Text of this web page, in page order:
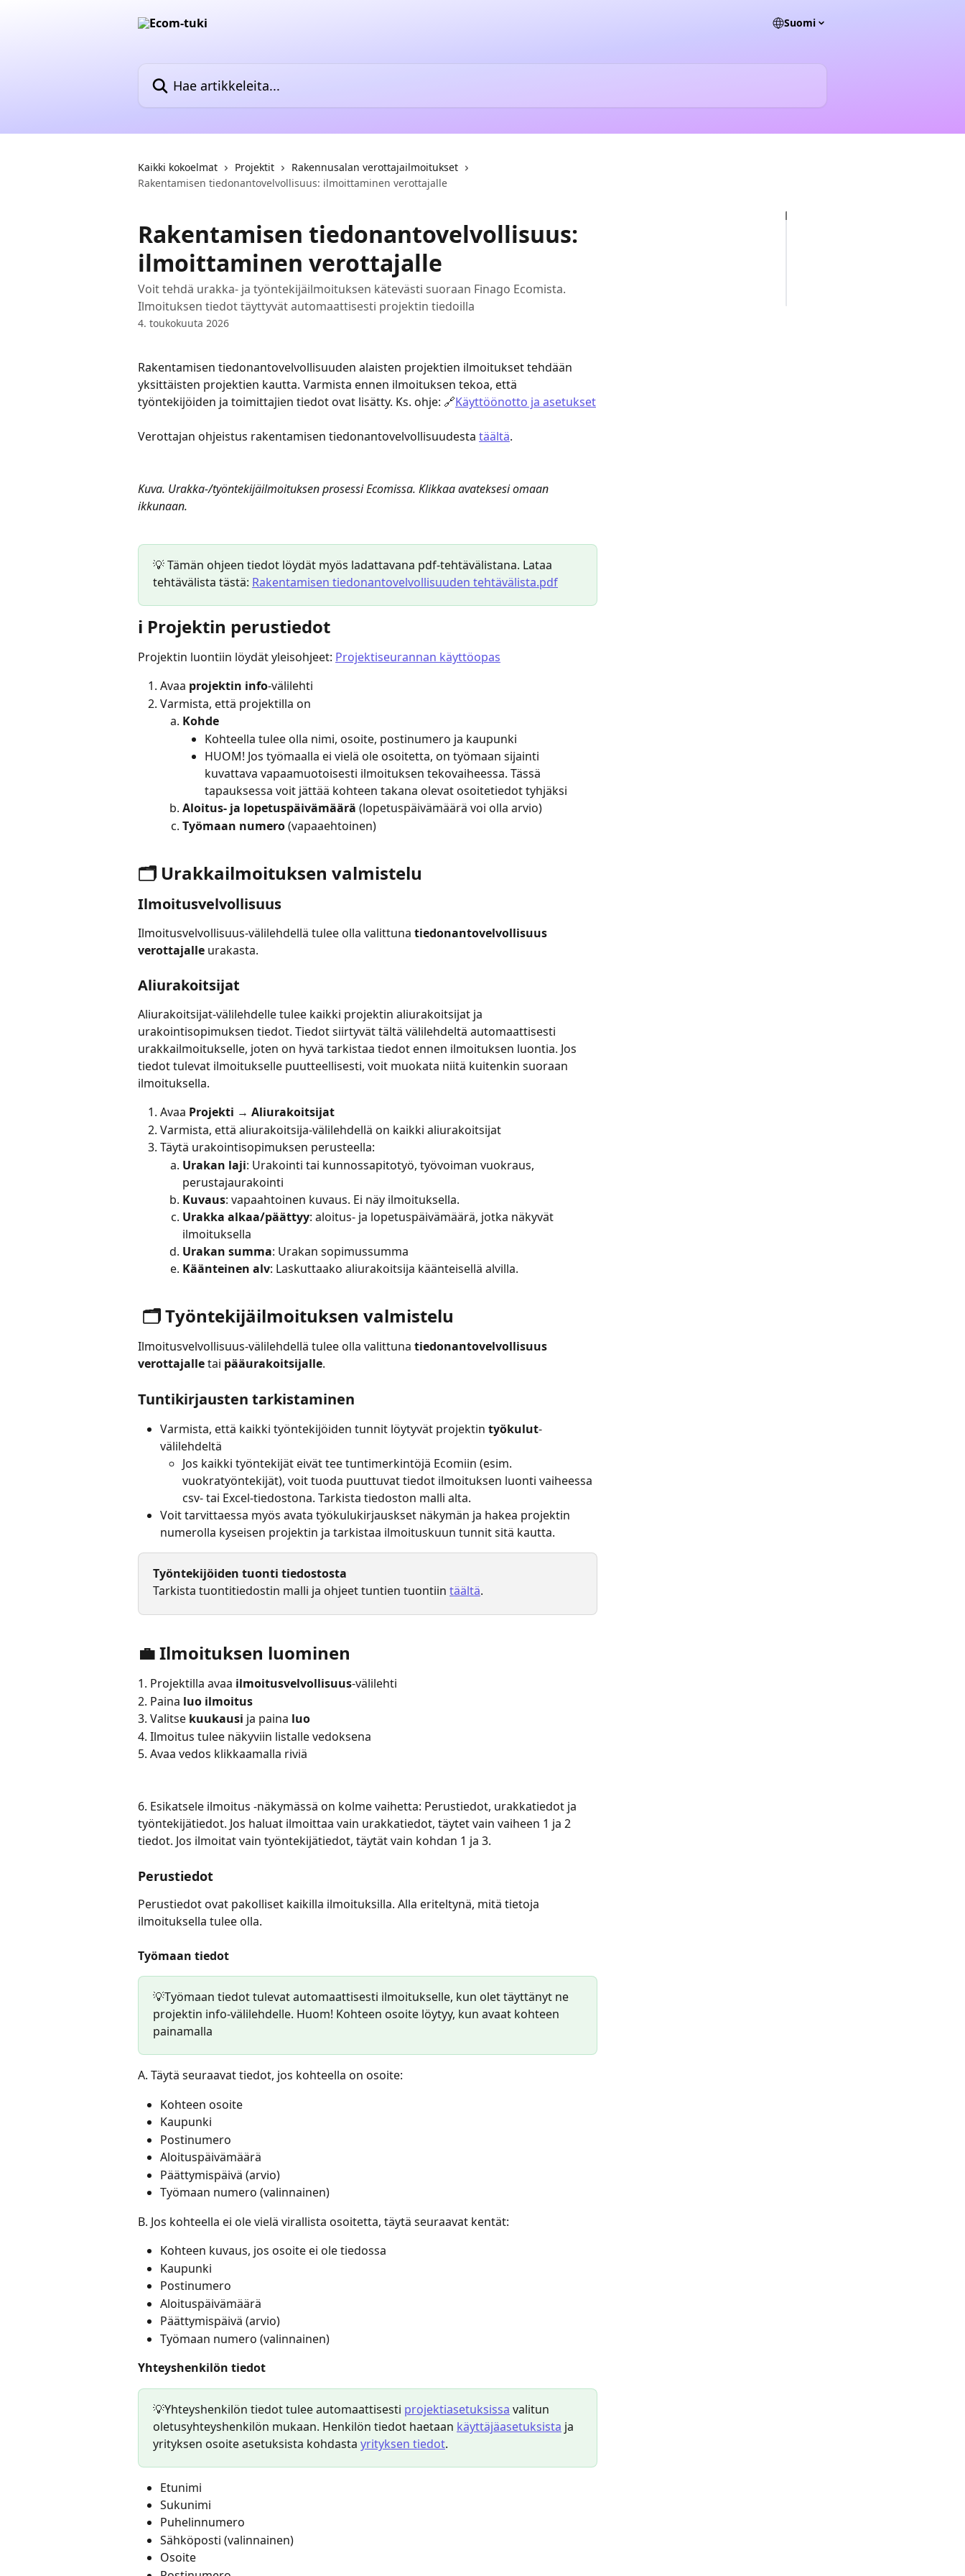
Suomi
Kaikki kokoelmat Projektit
Rakennusalan verottajailmoitukset
Rakentamisen tiedonantovelvollisuus: ilmoittaminen verottajalle
Rakentamisen tiedonantovelvollisuus:
ilmoittaminen verottajalle
Voit tehdä urakka- ja työntekijäilmoituksen kätevästi suoraan Finago Ecomista.
Ilmoituksen tiedot täyttyvät automaattisesti projektin tiedoilla
4. toukokuuta 2026
Rakentamisen tiedonantovelvollisuuden alaisten projektien ilmoitukset tehdään
yksittäisten projektien kautta. Varmista ennen ilmoituksen tekoa, että
työntekijöiden ja toimittajien tiedot ovat lisätty. Ks. ohje: 🔗Käyttöönotto ja asetukset
Verottajan ohjeistus rakentamisen tiedonantovelvollisuudesta täältä.
Kuva. Urakka-/työntekijäilmoituksen prosessi Ecomissa. Klikkaa avateksesi omaan
ikkunaan.
💡 Tämän ohjeen tiedot löydät myös ladattavana pdf-tehtävälistana. Lataa
tehtävälista tästä: Rakentamisen tiedonantovelvollisuuden tehtävälista.pdf
ℹ️ Projektin perustiedot
Projektin luontiin löydät yleisohjeet: Projektiseurannan käyttöopas
Avaa projektin info-välilehti
Varmista, että projektilla on
Kohde
Kohteella tulee olla nimi, osoite, postinumero ja kaupunki
HUOM! Jos työmaalla ei vielä ole osoitetta, on työmaan sijainti
kuvattava vapaamuotoisesti ilmoituksen tekovaiheessa. Tässä
tapauksessa voit jättää kohteen takana olevat osoitetiedot tyhjäksi
Aloitus- ja lopetuspäivämäärä (lopetuspäivämäärä voi olla arvio)
Työmaan numero (vapaaehtoinen)
🗂️ Urakkailmoituksen valmistelu
Ilmoitusvelvollisuus
Ilmoitusvelvollisuus-välilehdellä tulee olla valittuna tiedonantovelvollisuus
verottajalle urakasta.
Aliurakoitsijat
Aliurakoitsijat-välilehdelle tulee kaikki projektin aliurakoitsijat ja
urakointisopimuksen tiedot. Tiedot siirtyvät tältä välilehdeltä automaattisesti
urakkailmoitukselle, joten on hyvä tarkistaa tiedot ennen ilmoituksen luontia. Jos
tiedot tulevat ilmoitukselle puutteellisesti, voit muokata niitä kuitenkin suoraan
ilmoituksella.
Avaa Projekti → Aliurakoitsijat
Varmista, että aliurakoitsija-välilehdellä on kaikki aliurakoitsijat
Täytä urakointisopimuksen perusteella:
Urakan laji: Urakointi tai kunnossapitotyö, työvoiman vuokraus,
perustajaurakointi
Kuvaus: vapaahtoinen kuvaus. Ei näy ilmoituksella.
Urakka alkaa/päättyy: aloitus- ja lopetuspäivämäärä, jotka näkyvät
ilmoituksella
Urakan summa: Urakan sopimussumma
Käänteinen alv: Laskuttaako aliurakoitsija käänteisellä alvilla.
🗂️ Työntekijäilmoituksen valmistelu
Ilmoitusvelvollisuus-välilehdellä tulee olla valittuna tiedonantovelvollisuus
verottajalle tai pääurakoitsijalle.
Tuntikirjausten tarkistaminen
Varmista, että kaikki työntekijöiden tunnit löytyvät projektin työkulut-
välilehdeltä
Jos kaikki työntekijät eivät tee tuntimerkintöjä Ecomiin (esim.
vuokratyöntekijät), voit tuoda puuttuvat tiedot ilmoituksen luonti vaiheessa
csv- tai Excel-tiedostona. Tarkista tiedoston malli alta.
Voit tarvittaessa myös avata työkulukirjauskset näkymän ja hakea projektin
numerolla kyseisen projektin ja tarkistaa ilmoituskuun tunnit sitä kautta.
Työntekijöiden tuonti tiedostosta
Tarkista tuontitiedostin malli ja ohjeet tuntien tuontiin täältä.
💼 Ilmoituksen luominen
1. Projektilla avaa ilmoitusvelvollisuus-välilehti
2. Paina luo ilmoitus
3. Valitse kuukausi ja paina luo
4. Ilmoitus tulee näkyviin listalle vedoksena
5. Avaa vedos klikkaamalla riviä
6. Esikatsele ilmoitus -näkymässä on kolme vaihetta: Perustiedot, urakkatiedot ja
työntekijätiedot. Jos haluat ilmoittaa vain urakkatiedot, täytet vain vaiheen 1 ja 2
tiedot. Jos ilmoitat vain työntekijätiedot, täytät vain kohdan 1 ja 3.
Perustiedot
Perustiedot ovat pakolliset kaikilla ilmoituksilla. Alla eriteltynä, mitä tietoja
ilmoituksella tulee olla.
Työmaan tiedot
💡Työmaan tiedot tulevat automaattisesti ilmoitukselle, kun olet täyttänyt ne
projektin info-välilehdelle. Huom! Kohteen osoite löytyy, kun avaat kohteen
painamalla
A. Täytä seuraavat tiedot, jos kohteella on osoite:
Kohteen osoite
Kaupunki
Postinumero
Aloituspäivämäärä
Päättymispäivä (arvio)
Työmaan numero (valinnainen)
B. Jos kohteella ei ole vielä virallista osoitetta, täytä seuraavat kentät:
Kohteen kuvaus, jos osoite ei ole tiedossa
Kaupunki
Postinumero
Aloituspäivämäärä
Päättymispäivä (arvio)
Työmaan numero (valinnainen)
Yhteyshenkilön tiedot
💡Yhteyshenkilön tiedot tulee automaattisesti projektiasetuksissa valitun
oletusyhteyshenkilön mukaan. Henkilön tiedot haetaan käyttäjäasetuksista ja
yrityksen osoite asetuksista kohdasta yrityksen tiedot.
Etunimi
Sukunimi
Puhelinnumero
Sähköposti (valinnainen)
Osoite